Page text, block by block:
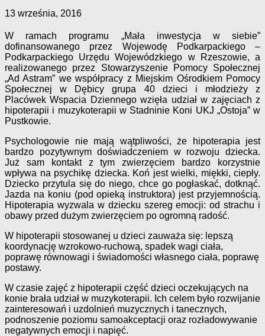
13 września, 2016
W ramach programu „Mała inwestycja w siebie”
dofinansowanego przez Wojewodę Podkarpackiego –
Podkarpackiego Urzędu Wojewódzkiego w Rzeszowie, a
realizowanego przez Stowarzyszenie Pomocy Społecznej
„Ad Astram” we współpracy z Miejskim Ośrodkiem Pomocy
Społecznej w Dębicy grupa 40 dzieci i młodzieży z
Placówek Wspacia Dziennego wzięła udział w zajęciach z
hipoterapii i muzykoterapii w Stadninie Koni UKJ „Ostoja” w
Pustkowie.
Psychologowie nie mają wątpliwości, że hipoterapia jest
bardzo pozytywnym doświadczeniem w rozwoju dziecka.
Już sam kontakt z tym zwierzęciem bardzo korzystnie
wpływa na psychikę dziecka. Koń jest wielki, miękki, ciepły.
Dziecko przytula się do niego, chce go pogłaskać, dotknąć.
Jazda na koniu (pod opieką instruktora) jest przyjemnością.
Hipoterapia wyzwala w dziecku szereg emocji: od strachu i
obawy przed dużym zwierzęciem po ogromną radość.
W hipoterapii stosowanej u dzieci zauważa się: lepszą
koordynację wzrokowo-ruchową, spadek wagi ciała,
poprawę równowagi i świadomości własnego ciała, poprawę
postawy.
W czasie zajęć z hipoterapii część dzieci oczekujących na
konie brała udział w muzykoterapii. Ich celem było rozwijanie
zainteresowań i uzdolnień muzycznych i tanecznych,
podnoszenie poziomu samoakceptacji oraz rozładowywanie
negatywnych emocji i napięć.